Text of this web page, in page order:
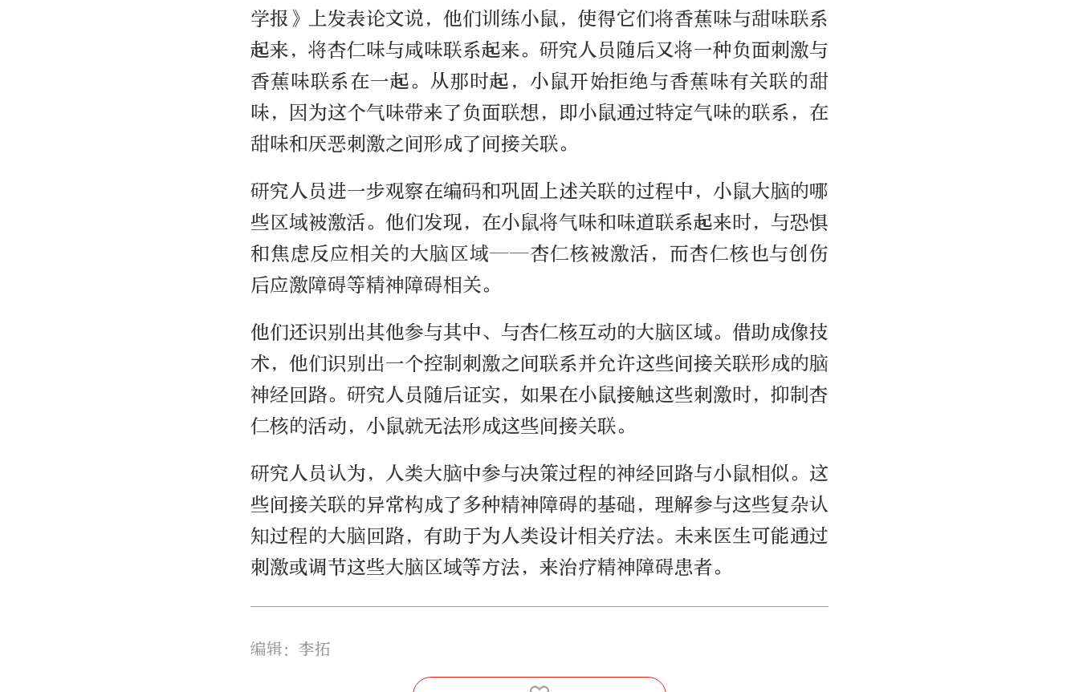
学报》上发表论文说，他们训练小鼠，使得它们将香蕉味与甜味联系
起来，将杏仁味与咸味联系起来。研究人员随后又将一种负面刺激与
香蕉味联系在一起。从那时起，小鼠开始拒绝与香蕉味有关联的甜
味，因为这个气味带来了负面联想，即小鼠通过特定气味的联系，在
甜味和厌恶刺激之间形成了间接关联。
研究人员进一步观察在编码和巩固上述关联的过程中，小鼠大脑的哪
些区域被激活。他们发现，在小鼠将气味和味道联系起来时，与恐惧
和焦虑反应相关的大脑区域——杏仁核被激活，而杏仁核也与创伤
后应激障碍等精神障碍相关。
他们还识别出其他参与其中、与杏仁核互动的大脑区域。借助成像技
术，他们识别出一个控制刺激之间联系并允许这些间接关联形成的脑
神经回路。研究人员随后证实，如果在小鼠接触这些刺激时，抑制杏
仁核的活动，小鼠就无法形成这些间接关联。
研究人员认为，人类大脑中参与决策过程的神经回路与小鼠相似。这
些间接关联的异常构成了多种精神障碍的基础，理解参与这些复杂认
知过程的大脑回路，有助于为人类设计相关疗法。未来医生可能通过
刺激或调节这些大脑区域等方法，来治疗精神障碍患者。
编辑：李拓